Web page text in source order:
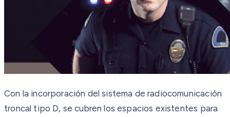
Con la incorporación del sistema de radiocomunicación
troncal tipo D, se cubren los espacios existentes para